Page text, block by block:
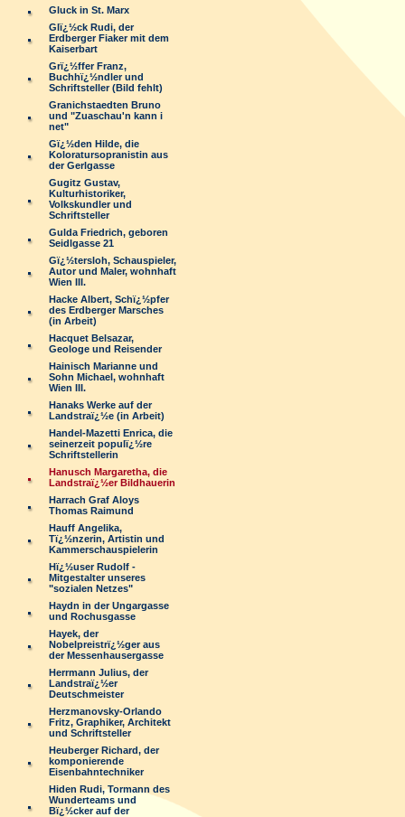
Gluck in St. Marx
Glï¿½ck Rudi, der
Erdberger Fiaker mit dem
Kaiserbart
Grï¿½ffer Franz,
Buchhï¿½ndler und
Schriftsteller (Bild fehlt)
Granichstaedten Bruno
und "Zuaschau'n kann i
net"
Gï¿½den Hilde, die
Koloratursopranistin aus
der Gerlgasse
Gugitz Gustav,
Kulturhistoriker,
Volkskundler und
Schriftsteller
Gulda Friedrich, geboren
Seidlgasse 21
Gï¿½tersloh, Schauspieler,
Autor und Maler, wohnhaft
Wien III.
Hacke Albert, Schï¿½pfer
des Erdberger Marsches
(in Arbeit)
Hacquet Belsazar,
Geologe und Reisender
Hainisch Marianne und
Sohn Michael, wohnhaft
Wien III.
Hanaks Werke auf der
Landstraï¿½e (in Arbeit)
Handel-Mazetti Enrica, die
seinerzeit populï¿½re
Schriftstellerin
Hanusch Margaretha, die
Landstraï¿½er Bildhauerin
Harrach Graf Aloys
Thomas Raimund
Hauff Angelika,
Tï¿½nzerin, Artistin und
Kammerschauspielerin
Hï¿½user Rudolf -
Mitgestalter unseres
"sozialen Netzes"
Haydn in der Ungargasse
und Rochusgasse
Hayek, der
Nobelpreistrï¿½ger aus
der Messenhausergasse
Herrmann Julius, der
Landstraï¿½er
Deutschmeister
Herzmanovsky-Orlando
Fritz, Graphiker, Architekt
und Schriftsteller
Heuberger Richard, der
komponierende
Eisenbahntechniker
Hiden Rudi, Tormann des
Wunderteams und
Bï¿½cker auf der